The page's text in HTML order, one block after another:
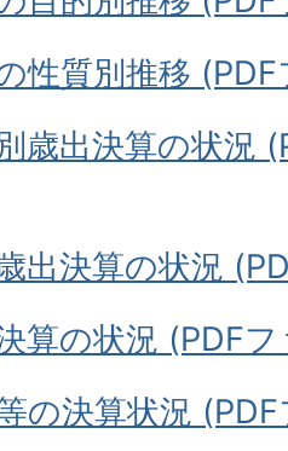
性質別推移
歳出決算の状況
出決算の状況
算の状況 (PDF
の決算状況